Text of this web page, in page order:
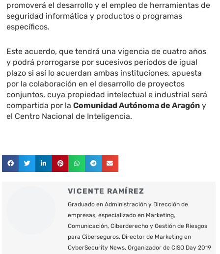
promoverá el desarrollo y el empleo de herramientas de
seguridad informática y productos o programas
específicos.
Este acuerdo, que tendrá una vigencia de cuatro años
y podrá prorrogarse por sucesivos periodos de igual
plazo si así lo acuerdan ambas instituciones, apuesta
por la colaboración en el desarrollo de proyectos
conjuntos, cuya propiedad intelectual e industrial será
compartida por laComunidad Autónoma de Aragón y
el Centro Nacional de Inteligencia.
VICENTE RAMÍREZ
Graduado en Administración y Dirección de
empresas, especializado en Marketing,
Comunicación, Ciberderecho y Gestión de Riesgos
para Ciberseguros. Director de Marketing en
CyberSecurity News, Organizador de CISO Day 2019